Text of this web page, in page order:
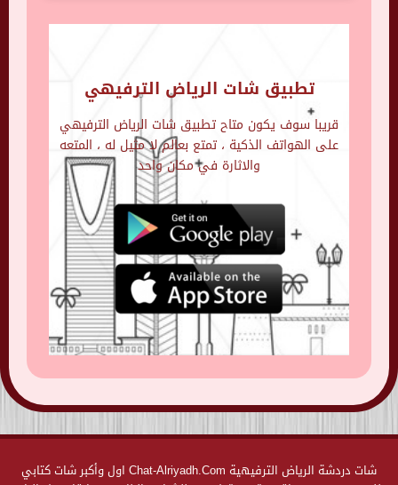
تطبيق شات الرياض الترفيهي
قريبا سوف يكون متاح تطبيق شات الرياض الترفيهي
على الهواتف الذكية ، تمتع بعالم لا مثيل له ، المتعه
والاثارة في مكان واحد
شات دردشة الرياض الترفيهية Chat-Alriyadh.Com اول وأكبر شات كتابي